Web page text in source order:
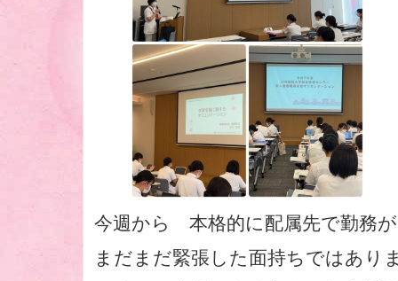
今週から 本格的に配属先で勤務
まだまだ緊張した面持ちではあり